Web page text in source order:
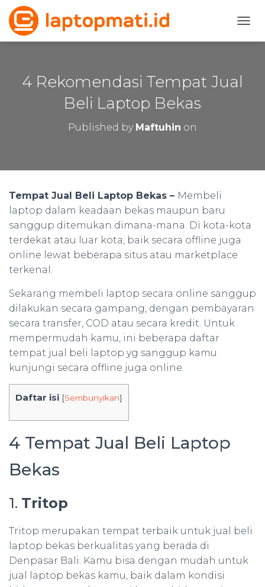
O
4 Rekomendasi Tempat Jual
Beli Laptop Bekas
Published by Maftuhin on
Tempat Jual Beli Laptop Bekas – Membeli
laptop dalam keadaan bekas maupun baru
sanggup ditemukan dimana-mana. Di kota-kota
terdekat atau luar kota, baik secara offline juga
online lewat beberapa situs atau marketplace
terkenal.
Sekarang membeli laptop secara online sanggup
dilakukan secara gampang, dengan pembayaran
secara transfer, COD atau secara kredit. Untuk
mempermudah kamu, ini beberapa daftar
tempat jual beli laptop yg sanggup kamu
kunjungi secara offline juga online.
Daftar isi [Sembunyikan]
4 Tempat Jual Beli Laptop
Bekas
1. Tritop
Tritop merupakan tempat terbaik untuk jual beli
laptop bekas berkualitas yang berada di
Denpasar Bali. Kamu bisa dengan mudah untuk
jual laptop bekas kamu, baik dalam kondisi